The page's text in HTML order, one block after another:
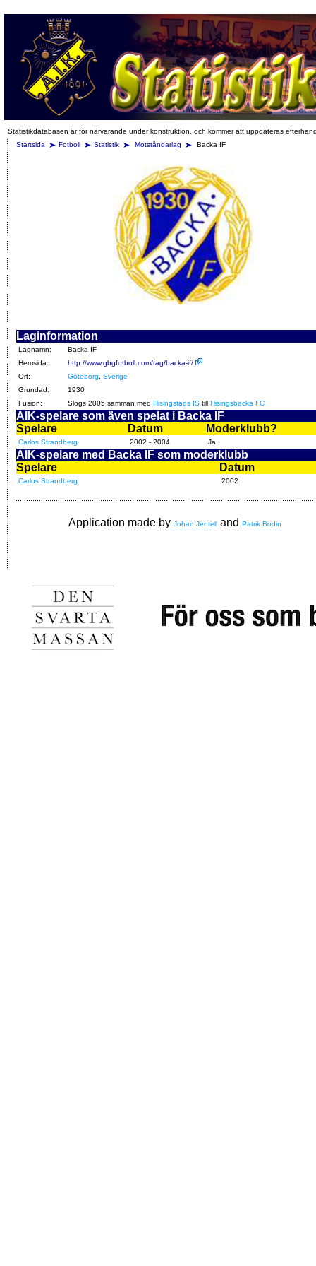
Statistikdatabasen är för närvarande under konstruktion, och kommer att uppdateras
Startsida
Fotboll Statistik Motståndarlag Backa IF
Laginformation
Lagnamn:
Backa IF
Hemsida:
http://www.gbgfotboll.com/tag/backa-if/
Ort:
Göteborg
Sverige
Grundad:
1930
Fusion:
Slogs 2005 samman med Hisingstads IS till Hisingsbacka FC
AIK-spelare som även spelat i Backa IF
Spelare
Datum Moderklubb?
Carlos Strandberg 2002 - 2004 Ja
AIK-spelare med Backa IF som moderklubb
Spelare
Datum
Carlos Strandberg 2002
Application made by Johan Jentell and Patrik Bodin